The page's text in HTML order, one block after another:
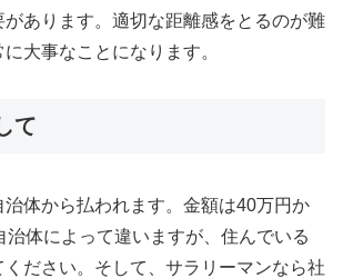
があります。適切な距離感をとるのが難
大事なことになります。
て
治体から払われます。金額は40万円か
治体によって違いますが、住んでいる
ください。そして、サラリーマンなら社